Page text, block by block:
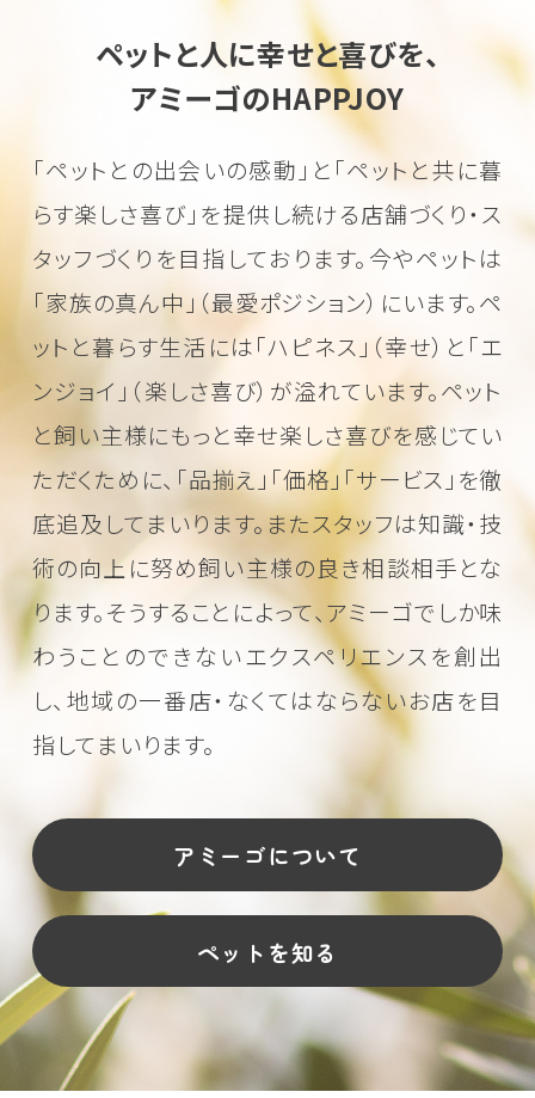
ペットと人に幸せと喜びを、
アミーゴのHAPPJOY
「ペットとの出会いの感動」と「ペットと共に暮
らす楽しさ喜び」を提供し続ける店舗づくり・ス
タッフづくりを目指しております。 今やペットは
「家族の真ん中」（最愛ポジション）にいます。ペ
ットと暮らす生活には「ハピネス」（幸せ）と「エ
ンジョイ」（楽しさ喜び）が溢れています。ペット
と飼い主様にもっと幸せ楽しさ喜びを感じてい
ただくために、 「品揃え」「価格」「サービス」を徹
底追及してまいります。またスタッフは知識・技
術の向上に努め飼い主様の良き相談相手とな
ります。そうすることによって、アミーゴでしか味
わうことのできないエクスペリエンスを創出
し、地域の一番店・なくてはならないお店を目
指してまいります。
アミーゴについて
ペットを知る